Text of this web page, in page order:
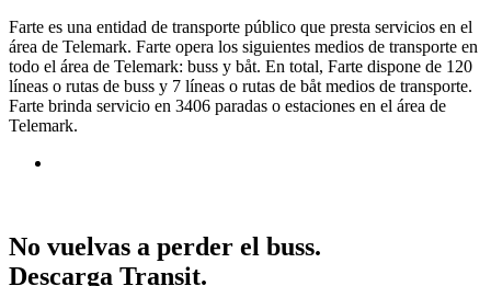
Farte es una entidad de transporte público que presta servicios en el
área de Telemark. Farte opera los siguientes medios de transporte en
todo el área de Telemark: buss y båt. En total, Farte dispone de 120
líneas o rutas de buss y 7 líneas o rutas de båt medios de transporte.
Farte brinda servicio en 3406 paradas o estaciones en el área de
Telemark.
No vuelvas a perder el buss.
Descarga Transit.